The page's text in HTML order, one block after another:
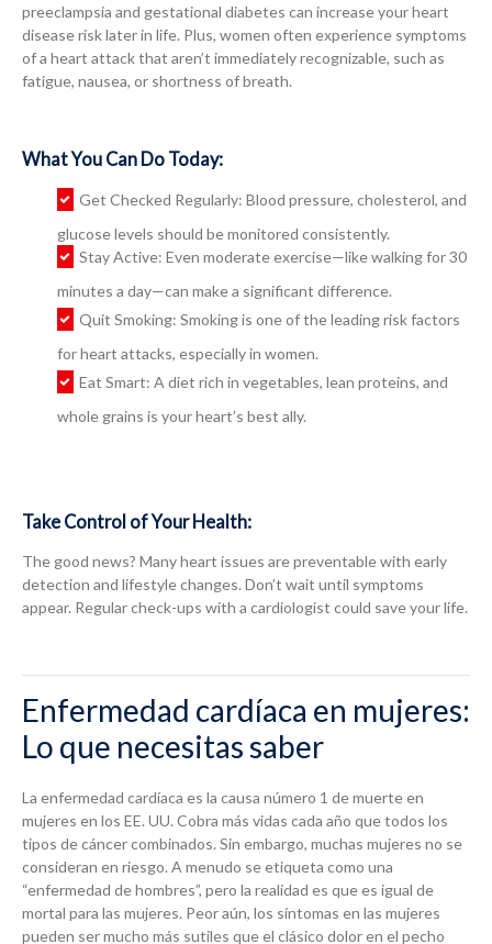
preeclampsia and gestational diabetes can increase your heart
disease risk later in life. Plus, women often experience symptoms
of a heart attack that aren’t immediately recognizable, such as
fatigue, nausea, or shortness of breath.
What You Can Do Today:
Get Checked Regularly: Blood pressure, cholesterol, and
glucose levels should be monitored consistently.
Stay Active: Even moderate exercise—like walking for 30
minutes a day—can make a significant difference.
Quit Smoking: Smoking is one of the leading risk factors
for heart attacks, especially in women.
Eat Smart: A diet rich in vegetables, lean proteins, and
whole grains is your heart’s best ally.
Take Control of Your Health:
The good news? Many heart issues are preventable with early
detection and lifestyle changes. Don’t wait until symptoms
appear. Regular check-ups with a cardiologist could save your life.
Enfermedad cardíaca en mujeres:
Lo que necesitas saber
La enfermedad cardíaca es la causa número 1 de muerte en
mujeres en los EE. UU. Cobra más vidas cada año que todos los
tipos de cáncer combinados. Sin embargo, muchas mujeres no se
consideran en riesgo. A menudo se etiqueta como una
“enfermedad de hombres”, pero la realidad es que es igual de
mortal para las mujeres. Peor aún, los síntomas en las mujeres
pueden ser mucho más sutiles que el clásico dolor en el pecho